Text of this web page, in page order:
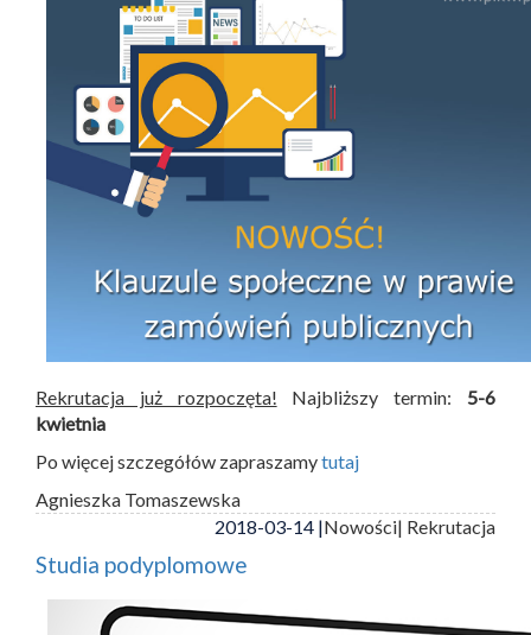
Rekrutacja już rozpoczęta! Najbliższy termin: 5-6
kwietnia
Po więcej szczegółów zapraszamytutaj
Agnieszka Tomaszewska
2018-03-14 |Nowości| Rekrutacja
Studia podyplomowe